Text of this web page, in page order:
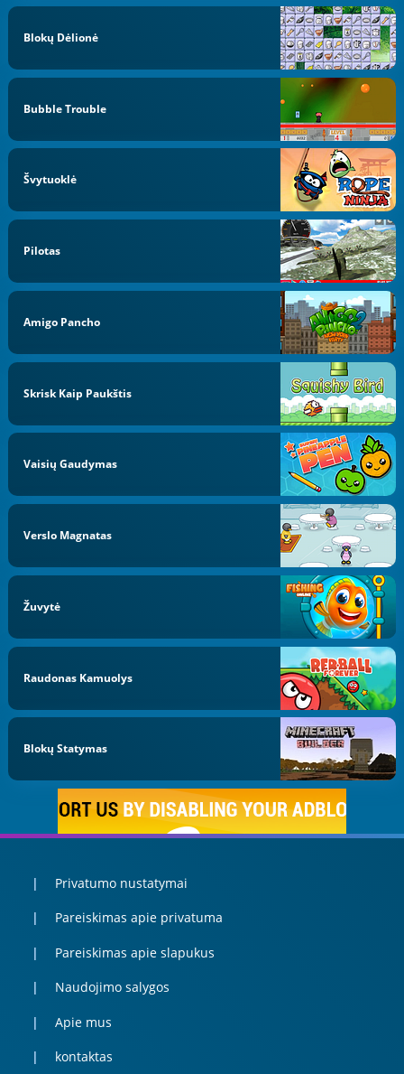
Blokų Dėlionė
Bubble Trouble
Švytuoklė
Pilotas
Amigo Pancho
Skrisk Kaip Paukštis
Vaisių Gaudymas
Verslo Magnatas
Žuvytė
Raudonas Kamuolys
Blokų Statymas
Privatumo nustatymai
Pareiskimas apie privatuma
Pareiskimas apie slapukus
Naudojimo salygos
Apie mus
kontaktas